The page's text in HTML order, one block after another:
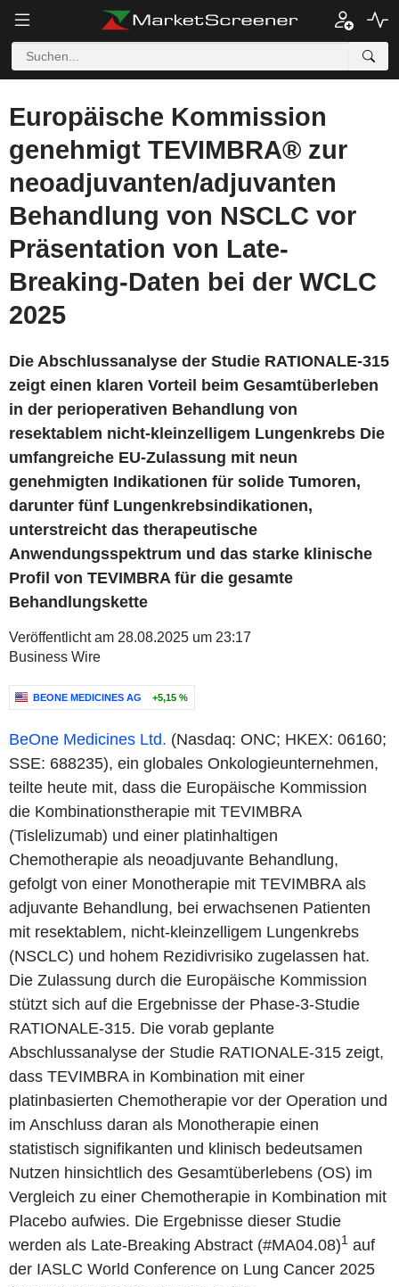
Europäische Kommission
genehmigt TEVIMBRA® zur
neoadjuvanten/adjuvanten
Behandlung von NSCLC vor
Präsentation von Late-
Breaking-Daten bei der WCLC
2025
Die Abschlussanalyse der Studie RATIONALE-315
zeigt einen klaren Vorteil beim Gesamtüberleben
in der perioperativen Behandlung von
resektablem nicht-kleinzelligem Lungenkrebs Die
umfangreiche EU-Zulassung mit neun
genehmigten Indikationen für solide Tumoren,
darunter fünf Lungenkrebsindikationen,
unterstreicht das therapeutische
Anwendungsspektrum und das starke klinische
Profil von TEVIMBRA für die gesamte
Behandlungskette
Veröffentlicht am 28.08.2025 um 23:17
Business Wire
BEONE MEDICINES AG +5,15 %
BeOne Medicines Ltd. (Nasdaq: ONC; HKEX: 06160;
SSE: 688235), ein globales Onkologieunternehmen,
teilte heute mit, dass die Europäische Kommission
die Kombinationstherapie mit TEVIMBRA
(Tislelizumab) und einer platinhaltigen
Chemotherapie als neoadjuvante Behandlung,
gefolgt von einer Monotherapie mit TEVIMBRA als
adjuvante Behandlung, bei erwachsenen Patienten
mit resektablem, nicht-kleinzelligem Lungenkrebs
(NSCLC) und hohem Rezidivrisiko zugelassen hat.
Die Zulassung durch die Europäische Kommission
stützt sich auf die Ergebnisse der Phase-3-Studie
RATIONALE-315. Die vorab geplante
Abschlussanalyse der Studie RATIONALE-315 zeigt,
dass TEVIMBRA in Kombination mit einer
platinbasierten Chemotherapie vor der Operation und
im Anschluss daran als Monotherapie einen
statistisch signifikanten und klinisch bedeutsamen
Nutzen hinsichtlich des Gesamtüberlebens (OS) im
Vergleich zu einer Chemotherapie in Kombination mit
Placebo aufwies. Die Ergebnisse dieser Studie
werden als Late-Breaking Abstract (#MA04.08)1 auf
der IASLC World Conference on Lung Cancer 2025